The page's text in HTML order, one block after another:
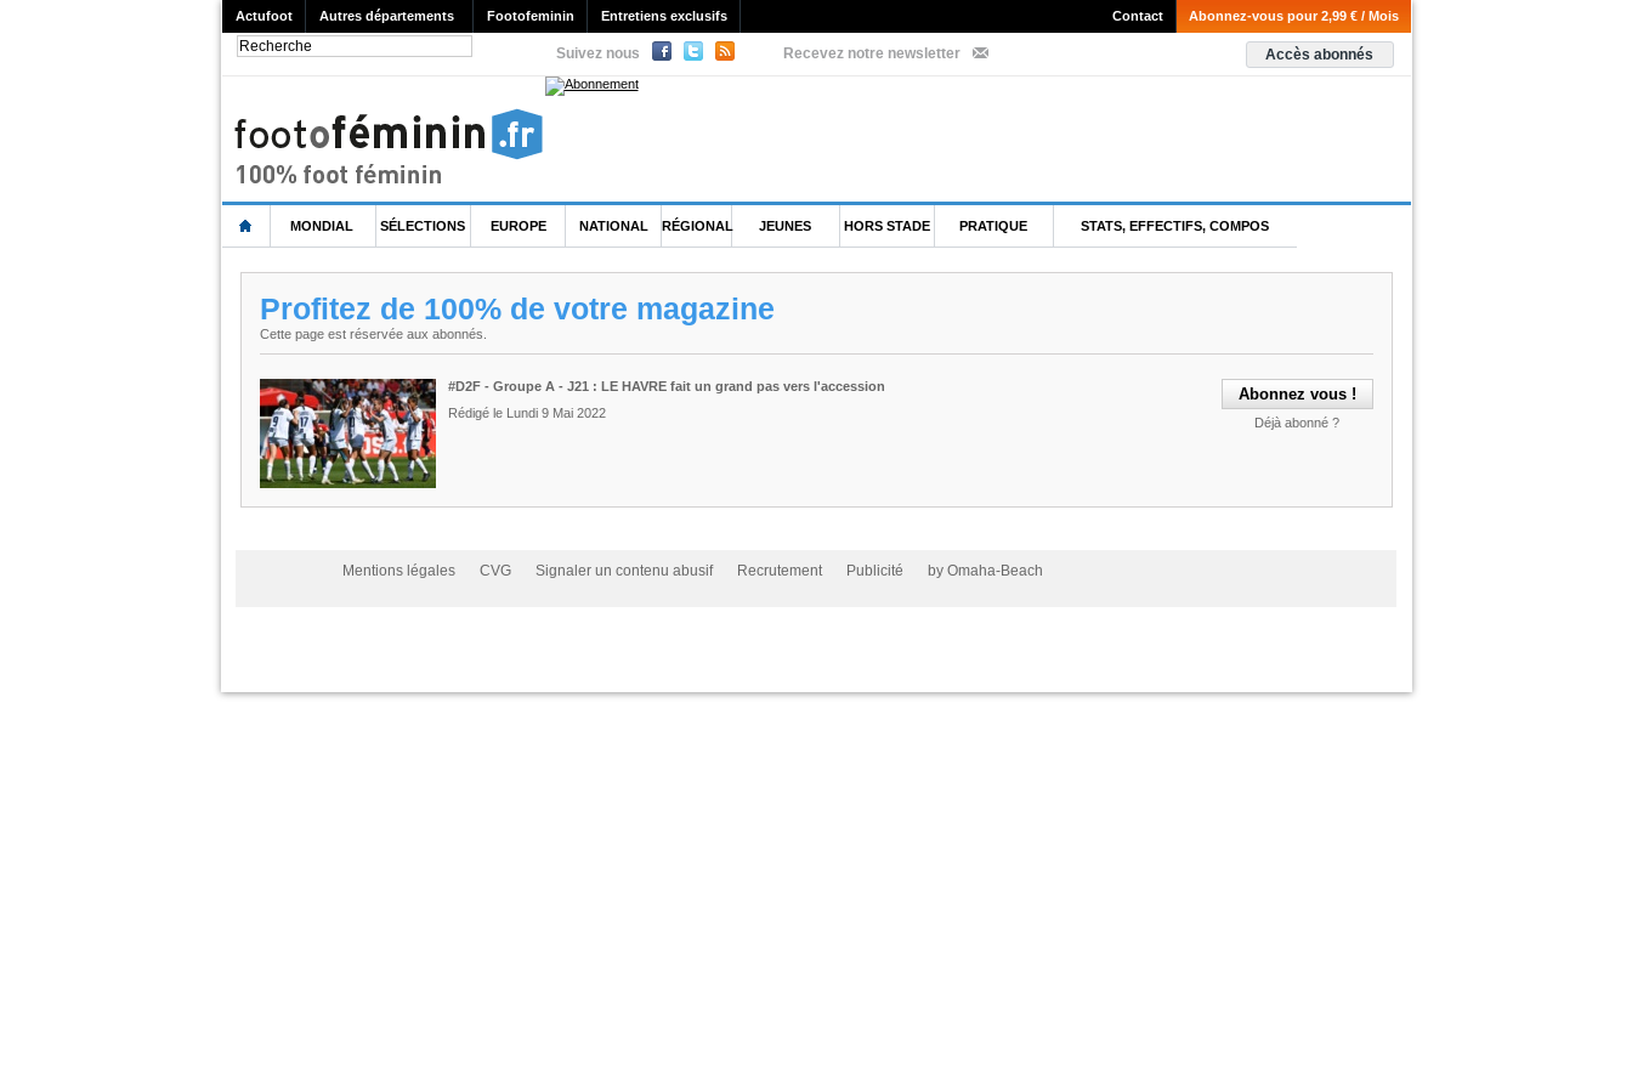
Actufoot Autres départements Footofeminin Entretiens exclusifs Abonnez-vous pour 2,99 € / Mois
Contact
Suivez nous Recevez notre newsletter Accès abonnés
MONDIAL SÉLECTIONS EUROPE NATIONAL RÉGIONAL JEUNES HORS STADE PRATIQUE STATS, EFFECTIFS, COMPOS
Profitez de 100% de votre magazine
Cette page est réservée aux abonnés.
Déjà abonné ?
#D2F - Groupe A - J21 : LE HAVRE fait un grand pas vers l'accession
Rédigé le Lundi 9 Mai 2022
Mentions légales CVG Signaler un contenu abusif Recrutement Publicité by Omaha-Beach